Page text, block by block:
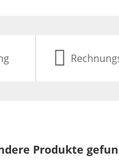
Produkte